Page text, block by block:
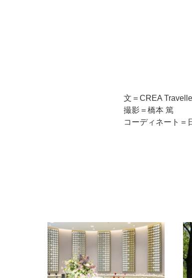
文＝CREA
撮影＝橋本 篤
コーディネート＝